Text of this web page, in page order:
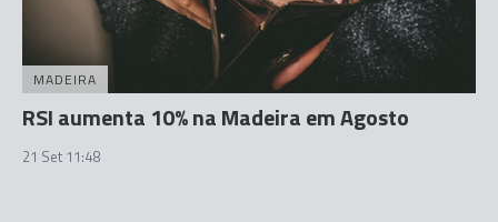
MADEIRA
RSI aumenta 10% na Madeira em Agosto
21 Set 11:48